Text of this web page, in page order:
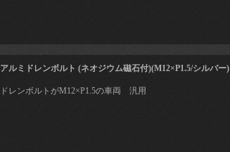
アルミドレンボルト (ネオジウム磁石付)(M12×P1.5/シルバー)
ドレンボルトがM12×P1.5の車両 汎用